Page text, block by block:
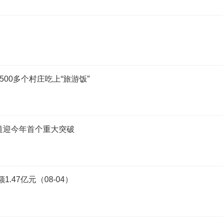
多个村庄吃上“旅游饭”
今年首个重大突破
亿元（08-04）